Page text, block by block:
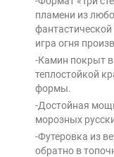
пламени из
фантастической
игра огня
-Камин покрыт
теплостойкой
формы.
-Достойная
морозных
-Футеровка из
обратно в